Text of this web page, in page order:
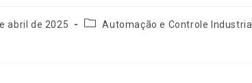
abril de 2025
Categoria
Automação e Controle Industrial